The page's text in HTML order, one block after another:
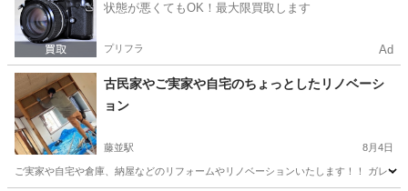
状態が悪くてもOK！最大限買取します
プリフラ Ad
古民家やご実家や自宅のちょっとしたリノベーシ
ョン
藤並駅 8月4日
ご実家や自宅や倉庫、納屋などのリフォームやリノベーションいたします！！ ガレ